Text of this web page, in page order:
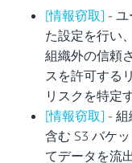
[情報窃取] - ユ
た設定を行い
組織外の信頼
スを許可する
リスクを特定
[情報窃取] - 組
含む S3 バケ
てデータを流